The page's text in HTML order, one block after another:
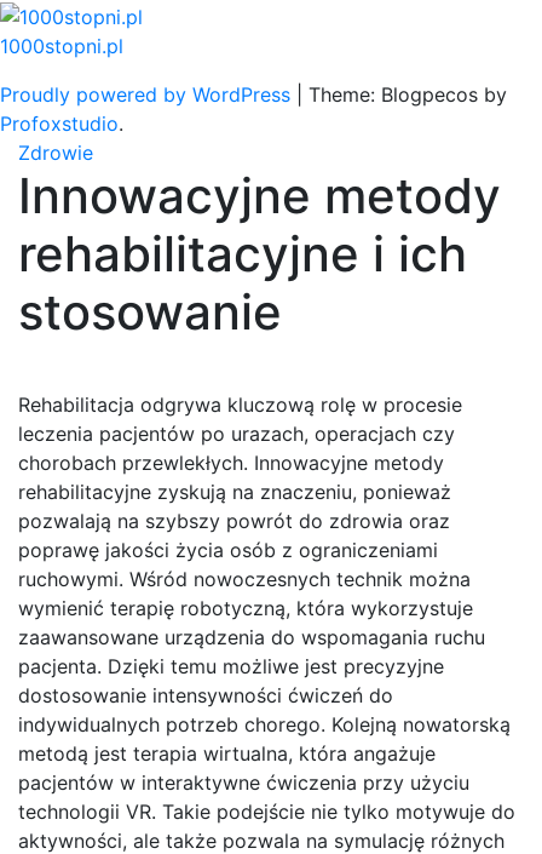
Skip
to
1000stopni.pl
Proudly powered by WordPress
Theme: Blogpecos by
Profoxstudio.
Zdrowie
Innowacyjne metody
rehabilitacyjne i ich
stosowanie
Rehabilitacja odgrywa kluczową rolę w procesie
leczenia pacjentów po urazach, operacjach czy
chorobach przewlekłych. Innowacyjne metody
rehabilitacyjne zyskują na znaczeniu, ponieważ
pozwalają na szybszy powrót do zdrowia oraz
poprawę jakości życia osób z ograniczeniami
ruchowymi. Wśród nowoczesnych technik można
wymienić terapię robotyczną, która wykorzystuje
zaawansowane urządzenia do wspomagania ruchu
pacjenta. Dzięki temu możliwe jest precyzyjne
dostosowanie intensywności ćwiczeń do
indywidualnych potrzeb chorego. Kolejną nowatorską
metodą jest terapia wirtualna, która angażuje
pacjentów w interaktywne ćwiczenia przy użyciu
technologii VR. Takie podejście nie tylko motywuje do
aktywności, ale także pozwala na symulację różnych